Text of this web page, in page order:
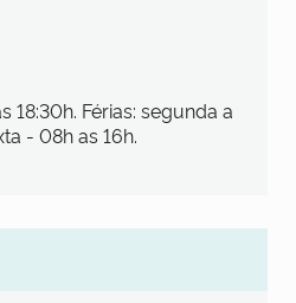
18:30h. Férias: segunda a
- 08h as 16h.